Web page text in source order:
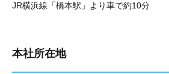
JR横浜線「橋本駅」より車で約10分
本社所在地